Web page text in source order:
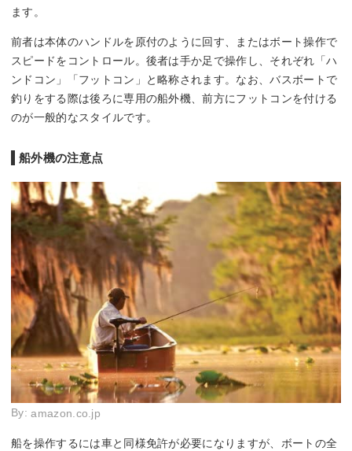
ます。
前者は本体のハンドルを原付のように回す、またはボート操作で
スピードをコントロール。後者は手か足で操作し、それぞれ「ハ
ンドコン」「フットコン」と略称されます。なお、バスボートで
釣りをする際は後ろに専用の船外機、前方にフットコンを付ける
のが一般的なスタイルです。
船外機の注意点
By:amazon.co.jp
船を操作するには車と同様免許が必要になりますが、ボートの全